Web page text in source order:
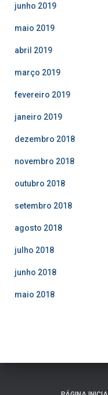
junho 2019
maio 2019
abril 2019
março 2019
fevereiro 2019
janeiro 2019
dezembro 2018
novembro 2018
outubro 2018
setembro 2018
agosto 2018
julho 2018
junho 2018
maio 2018